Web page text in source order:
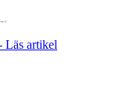
Läs artikel